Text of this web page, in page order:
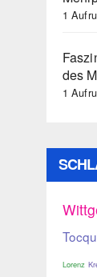
1
des
1
Lorenz